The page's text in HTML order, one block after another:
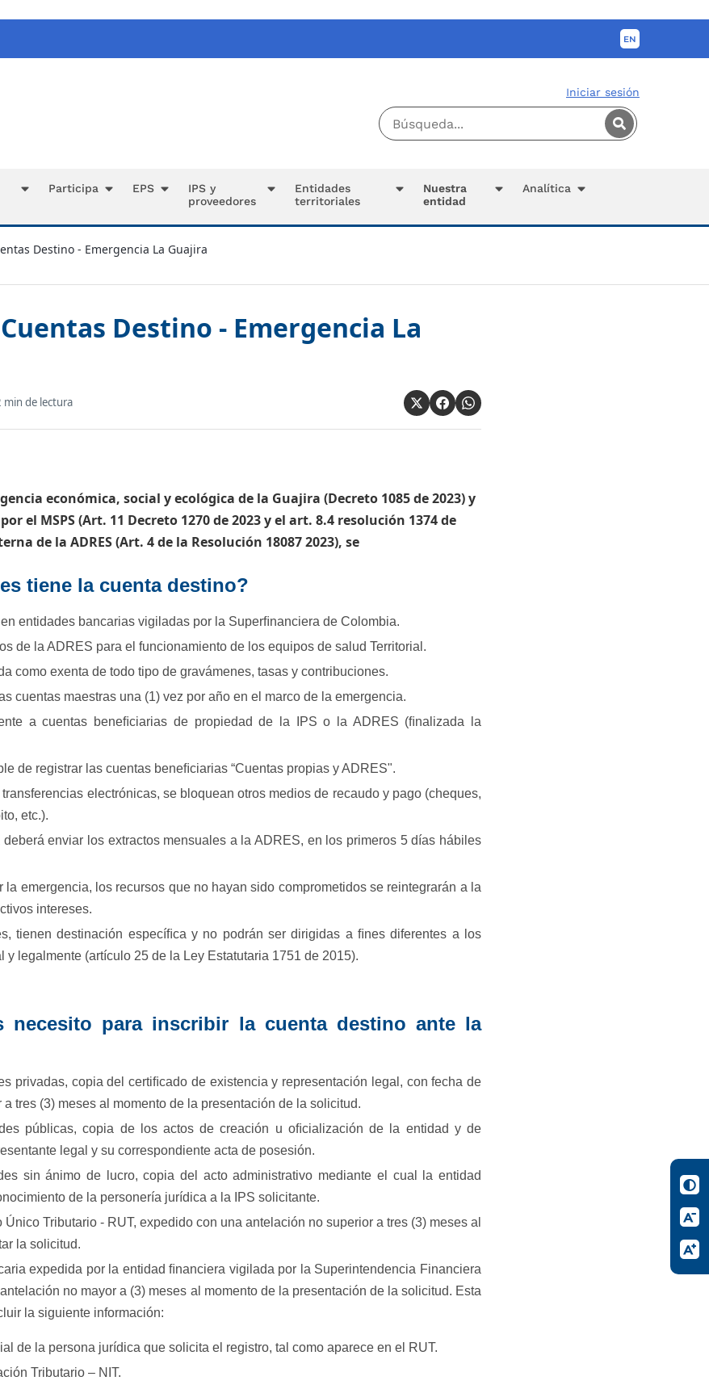
Iniciar sesión
Participa EPS
IPS y
proveedores
Entidades
territoriales
Nuestra
entidad
Analítica
Destino - Emergencia La Guajira
Destino - Emergencia La
min de lectura
económica, social y ecológica de la Guajira (Decreto 1085 de 2023) y
el MSPS (Art. 11 Decreto 1270 de 2023 y el art. 8.4 resolución 1374 de
de la ADRES (Art. 4 de la Resolución 18087 2023), se
tiene la cuenta destino?
entidades bancarias vigiladas por la Superﬁnanciera de Colombia.
de la ADRES para el funcionamiento de los equipos de salud Territorial.
como exenta de todo tipo de gravámenes, tasas y contribuciones.
cuentas maestras una (1) vez por año en el marco de la emergencia.
a cuentas beneﬁciarias de propiedad de la IPS o la ADRES (ﬁnalizada la
de registrar las cuentas beneﬁciarias “Cuentas propias y ADRES".
electrónicas, se bloquean otros medios de recaudo y pago (cheques,
etc.).
enviar los extractos mensuales a la ADRES, en los primeros 5 días hábiles
la emergencia, los recursos que no hayan sido comprometidos se reintegrarán a la
intereses.
tienen destinación especíﬁca y no podrán ser dirigidas a ﬁnes diferentes a los
y legalmente (artículo 25 de la Ley Estatutaria 1751 de 2015).
necesito para inscribir la cuenta destino ante la
privadas, copia del certiﬁcado de existencia y representación legal, con fecha de
tres (3) meses al momento de la presentación de la solicitud.
públicas, copia de los actos de creación u oﬁcialización de la entidad y de
legal y su correspondiente acta de posesión.
sin ánimo de lucro, copia del acto administrativo mediante el cual la entidad
de la personería jurídica a la IPS solicitante.
Tributario - RUT, expedido con una antelación no superior a tres (3) meses al
la solicitud.
expedida por la entidad ﬁnanciera vigilada por la Superintendencia Financiera
no mayor a (3) meses al momento de la presentación de la solicitud. Esta
la siguiente información:
de la persona jurídica que solicita el registro, tal como aparece en el RUT.
Tributario – NIT.